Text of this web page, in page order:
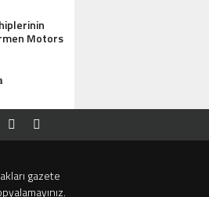
Motors
gazete